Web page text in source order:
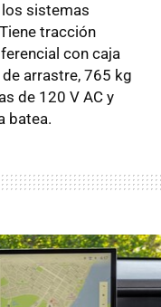
sistemas
tracción
con caja
arrastre, 765 kg
de 120 V AC y
batea.